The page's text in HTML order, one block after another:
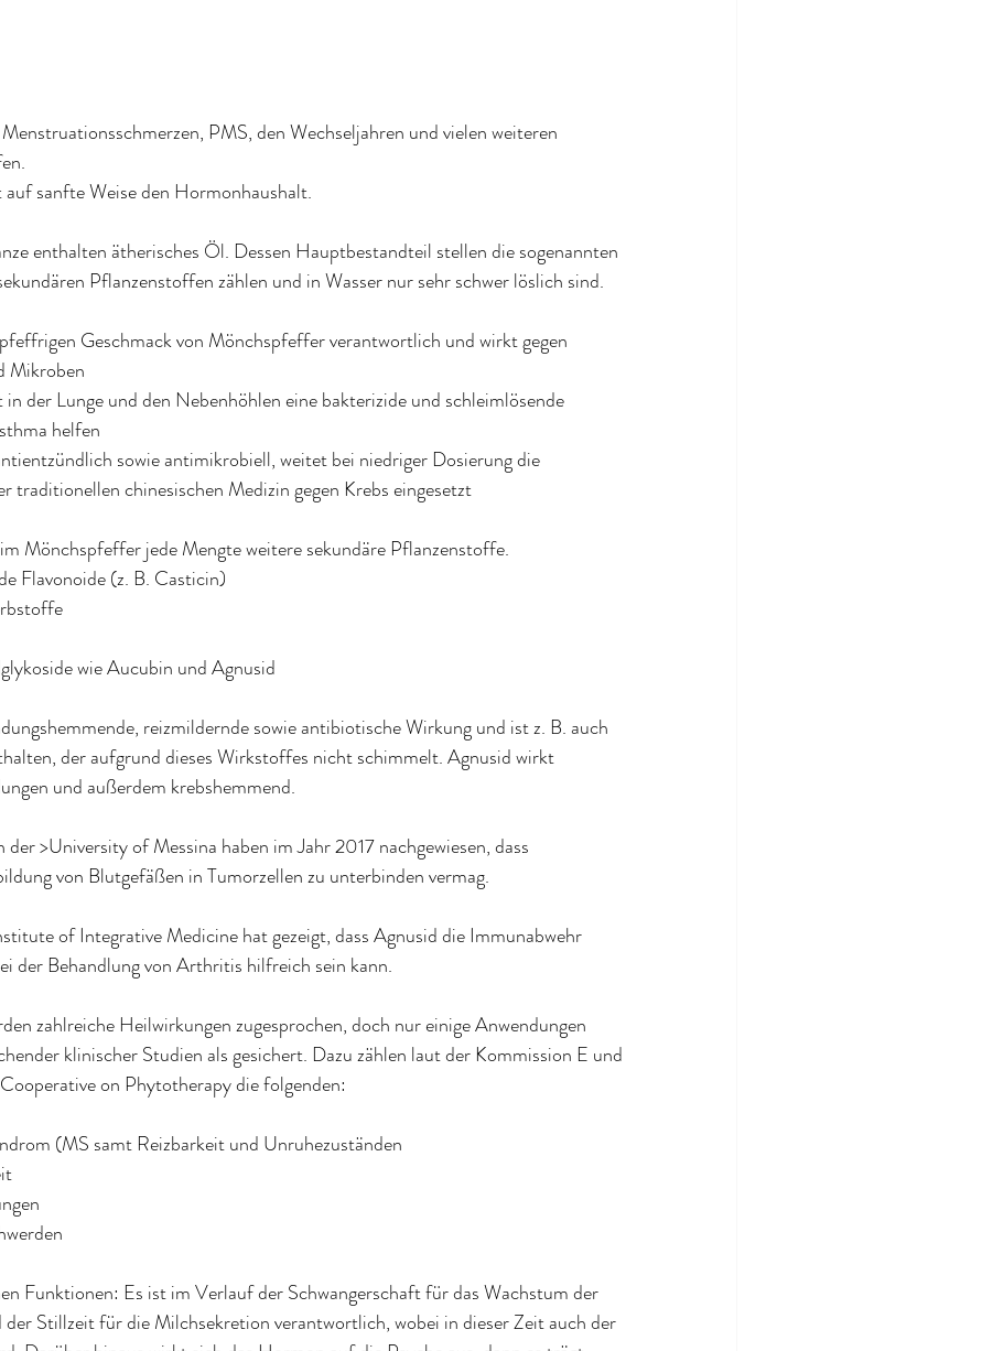
PMS, den Wechseljahren und vielen weiteren
sanfte Weise den Hormonhaushalt.
enthalten ätherisches Öl. Dessen Hauptbestandteil stellen die sogenannten
Pflanzenstoffen zählen und in Wasser nur sehr schwer löslich sind.
pfeffrigen Geschmack von Mönchspfeffer verantwortlich und wirkt gegen
Mikroben
in der Lunge und den Nebenhöhlen eine bakterizide und schleimlösende
helfen
sowie antimikrobiell, weitet bei niedriger Dosierung die
traditionellen chinesischen Medizin gegen Krebs eingesetzt
Mönchspfeffer jede Mengte weitere sekundäre Pflanzenstoffe.
Flavonoide (z. B. Casticin)
wie Aucubin und Agnusid
reizmildernde sowie antibiotische Wirkung und ist z. B. auch
der aufgrund dieses Wirkstoffes nicht schimmelt. Agnusid wirkt
und außerdem krebshemmend.
>University of Messina haben im Jahr 2017 nachgewiesen, dass
von Blutgefäßen in Tumorzellen zu unterbinden vermag.
of Integrative Medicine hat gezeigt, dass Agnusid die Immunabwehr
der Behandlung von Arthritis hilfreich sein kann.
zahlreiche Heilwirkungen zugesprochen, doch nur einige Anwendungen
klinischer Studien als gesichert. Dazu zählen laut der Kommission E und
on Phytotherapy die folgenden:
(MS samt Reizbarkeit und Unruhezuständen
Funktionen: Es ist im Verlauf der Schwangerschaft für das Wachstum der
der Stillzeit für die Milchsekretion verantwortlich, wobei in dieser Zeit auch der